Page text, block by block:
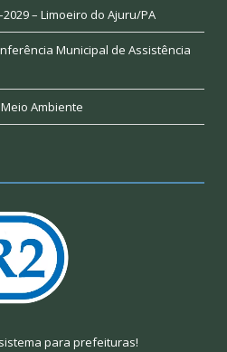
– Limoeiro do Ajuru/PA
Municipal de Assistência
Ambiente
sistema para prefeituras!